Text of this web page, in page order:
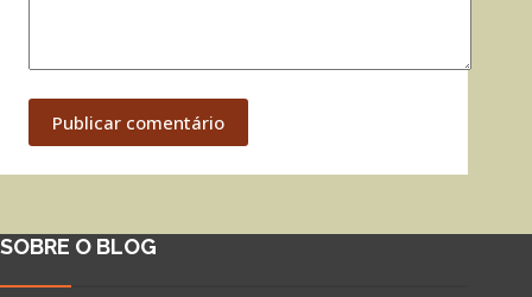
Publicar comentário
SOBRE O BLOG